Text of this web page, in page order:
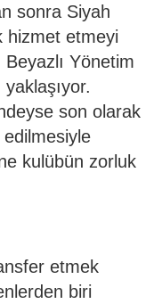
sonra Siyah
hizmet etmeyi
Yönetim
son olarak
edilmesiyle
kulübün zorluk
etmek
biri